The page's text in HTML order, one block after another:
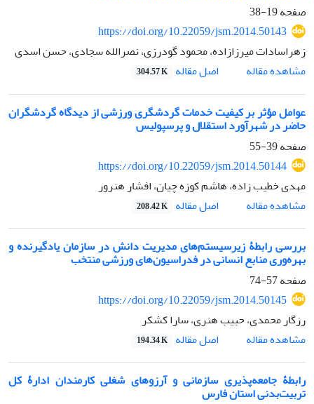
صفحه19-38
https://doi.org/10.22059/jsm.2014.50143
زهراسادات میرزازاده، محمود گودرزی، نصرالله سجادی، حسن اسدی
مشاهده مقاله
اصل مقاله 304.57 K
عوامل مؤثر بر کیفیت خدمات گردشگری ورزشی از دیدگاه گردشگران
حاضر در شهرآورد استقلال و پرسپولیس
صفحه39-55
https://doi.org/10.22059/jsm.2014.50144
مهدی خطیب زاده، هاشم کوزه چیان، افشار هنرور
مشاهده مقاله
اصل مقاله 208.42 K
بررسی رابطۀ زیرسیستم‌های مدیریت دانش در سازمان یادگیرنده و
بهره‌وری منابع انسانی در فدراسیون‌‌های ورزشی منتخب
صفحه57-74
https://doi.org/10.22059/jsm.2014.50145
رزگار محمدی، حبیب هنری، سارا کشکر
مشاهده مقاله
اصل مقاله 194.34 K
رابطۀ جامعه‌پذیری سازمانی و آرزوهای شغلی کارمندان ادارۀ کل
تربیت‌بدنی استان فارس